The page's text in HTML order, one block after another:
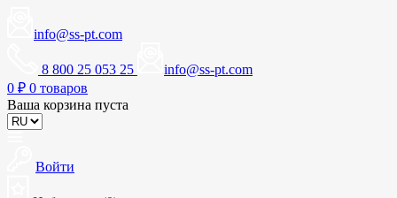
info@ss-pt.com
8 800 25 053 25
info@ss-pt.com
0 ₽ 0 товаров
Ваша корзина пуста
Войти